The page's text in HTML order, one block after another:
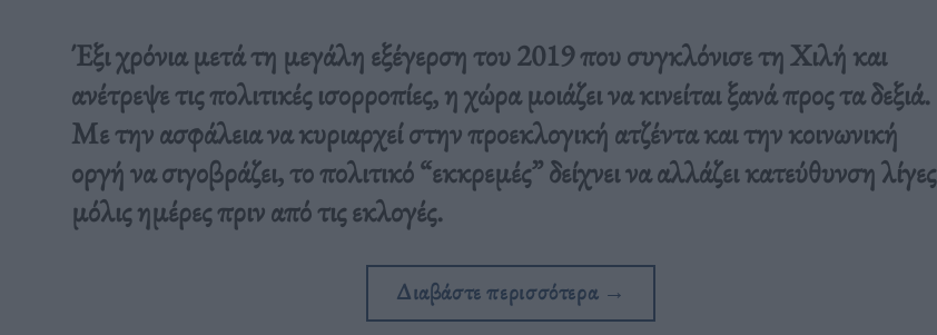
Έξι χρόνια μετά τη μεγάλη εξέγερση του 2019 που συγκλόνισε τη Χιλή και
ανέτρεψε τις πολιτικές ισορροπίες, η χώρα μοιάζει να κινείται ξανά προς τα δεξιά.
Με την ασφάλεια να κυριαρχεί στην προεκλογική ατζέντα και την κοινωνική
οργή να σιγοβράζει, το πολιτικό “εκκρεμές” δείχνει να αλλάζει κατεύθυνση λίγες
μόλις ημέρες πριν από τις εκλογές.
Διαβάστε περισσότερα →